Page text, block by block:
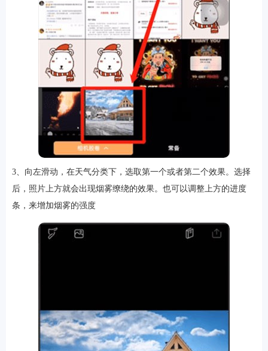
小游戏恋爱养成 沙盒模组 up主自制赛车竞速策略塔防
冒险解谜 街机格斗模拟经营音乐游戏单机游戏
影音播放游戏辅助摄影美颜办公商务 旅游出行金融理财
新闻阅读考试学习AI软件健康运动生活购物 地图导航主题桌面
3、向左滑动，在天气分类下，选取第一个或者第二个效果。选择
后，照片上方就会出现烟雾缭绕的效果。也可以调整上方的进度
条，来增加烟雾的强度